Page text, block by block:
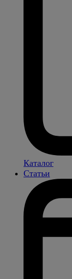
Каталог
Статьи